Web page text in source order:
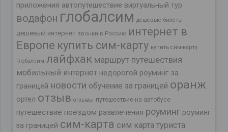
приложения автопутешествие виртуальный тур
водафон глобалсим дешевые билеты
дешевый интернет звонки в Россию интернет в
Европе купить сим-карту купить сим-карту
Глобалсим лайфхак маршрут путешествия
мобильный интернет недорогой роуминг за
границей новости обучение за границей оранж
ортел отзыв отзывы путешествие на автобусе
путешествие поездом развлечения роуминг роуминг
за границей сим-карта сим карта туриста